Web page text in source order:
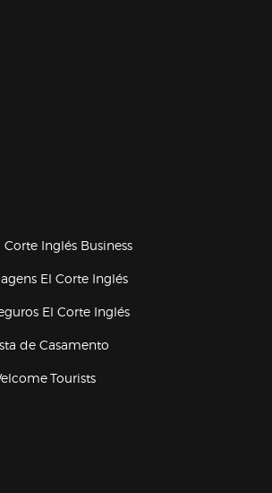
Corte Inglés Business
El Corte Inglés(abre en nueva ventana)
El Corte Inglés(abre en nueva ventana)
de Casamento
Tourists